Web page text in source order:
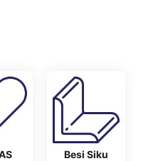
Besi Siku